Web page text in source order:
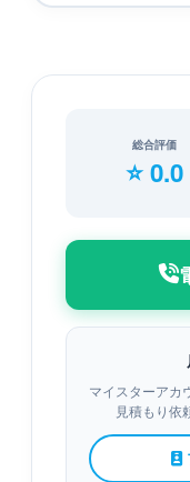
総合評価
⭐ 0.0
マイスターアカ
見積もり依